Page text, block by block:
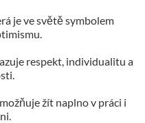
je ve světě symbolem
respekt, individualitu a
žít naplno v práci i